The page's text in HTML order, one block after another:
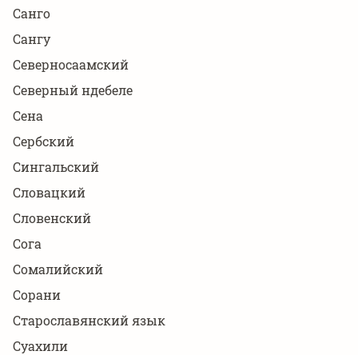
Санго
Сангу
Северносаамский
Северный ндебеле
Сена
Сербский
Сингальский
Словацкий
Словенский
Сога
Сомалийский
Сорани
Старославянский язык
Суахили